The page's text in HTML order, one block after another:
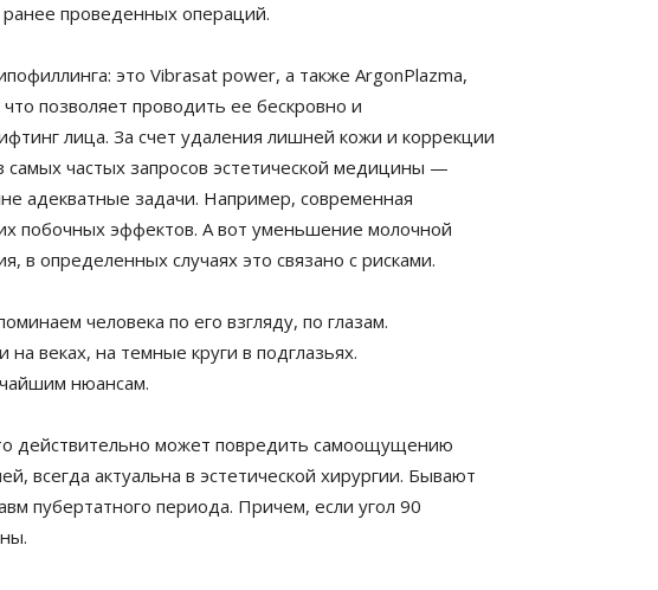
проведенных операций.
это Vibrasat power, а также ArgonPlazma,
позволяет проводить ее бескровно и
лица. За счет удаления лишней кожи и коррекции
самых частых запросов эстетической медицины —
адекватные задачи. Например, современная
побочных эффектов. А вот уменьшение молочной
определенных случаях это связано с рисками.
человека по его взгляду, по глазам.
веках, на темные круги в подглазьях.
нюансам.
действительно может повредить самоощущению
всегда актуальна в эстетической хирургии. Бывают
пубертатного периода. Причем, если угол 90